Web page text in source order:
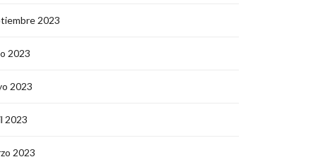
2023
2023
2023
2023
2023